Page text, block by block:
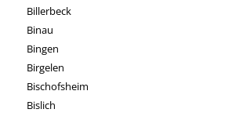
Billerbeck
Binau
Bingen
Birgelen
Bischofsheim
Bislich